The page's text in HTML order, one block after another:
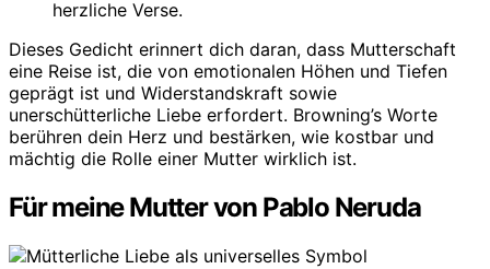
herzliche Verse.
Dieses Gedicht erinnert dich daran, dass Mutterschaft
eine Reise ist, die von emotionalen Höhen und Tiefen
geprägt ist und Widerstandskraft sowie
unerschütterliche Liebe erfordert. Browning’s Worte
berühren dein Herz und bestärken, wie kostbar und
mächtig die Rolle einer Mutter wirklich ist.
Für meine Mutter von Pablo Neruda